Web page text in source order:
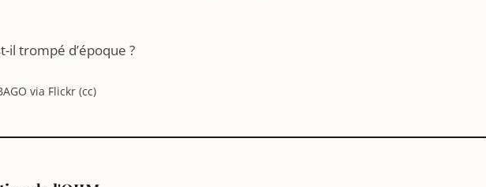
il trompé d’époque ?
via Flickr (cc)